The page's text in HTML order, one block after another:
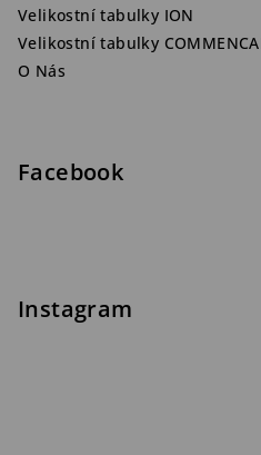
Velikostní tabulky ION
Velikostní tabulky
O Nás
Facebook
Instagram